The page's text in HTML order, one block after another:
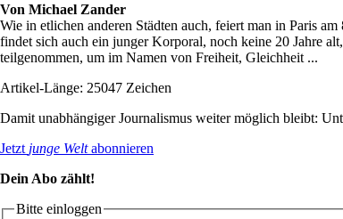
Von Michael Zander
Wie in etlichen anderen Städten auch, feiert man in Paris
findet sich auch ein junger Korporal, noch keine 20 Jahre
teilgenommen, um im Namen von Freiheit, Gleichheit ...
Artikel-Länge: 25047 Zeichen
Damit unabhängiger Journalismus weiter möglich bleibt:
Jetzt junge Weltabonnieren
Dein Abo zählt!
Bitte einloggen